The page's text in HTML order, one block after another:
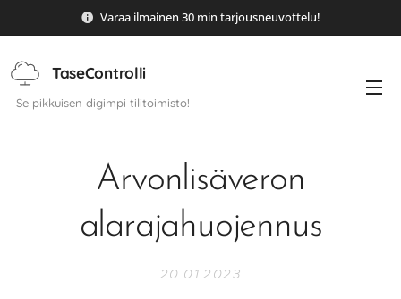
Varaa ilmainen 30 min tarjousneuvottelu!
TaseControlli
Se pikkuisen digimpi tilitoimisto!
Arvonlisäveron
alarajahuojennus
20.01.2023